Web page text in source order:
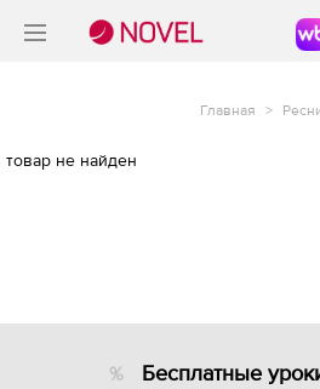
Главная >
товар не найден
Бесплатные